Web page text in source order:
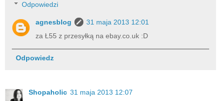
Odpowiedzi
agnesblog
31 maja 2013 12:01
za Ł55 z przesyłką na ebay.co.uk :D
Odpowiedz
Shopaholic 31 maja 2013 12:07